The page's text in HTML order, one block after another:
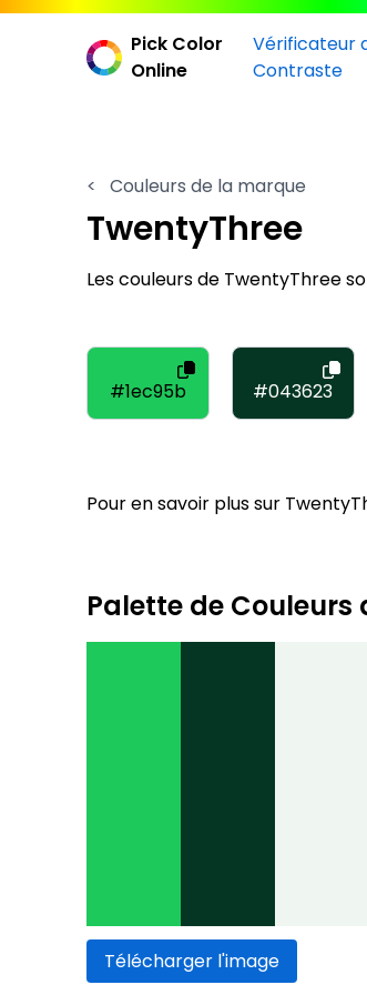
Pick Color
Online
Vérificateur
Contraste
< Couleurs de la marque
TwentyThree
Les couleurs de TwentyThree
#1ec95b #043623
Pour en savoir plus sur
Palette de Couleurs
Télécharger l'image